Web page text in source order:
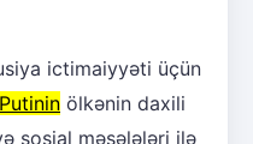
ictimaiyyəti üçün
Putinin ölkənin daxili
sosial məsələləri ilə